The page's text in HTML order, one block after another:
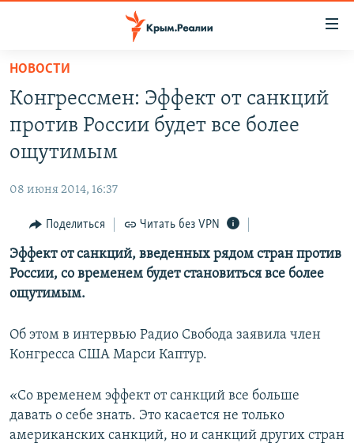
Вернуться
основному
содержанию
Вернутся
главной
Вернутся
поиску
СПЕЦПРОЕКТЫ
11 ЛЕТ ОККУПАЦИИ КРЫМА. 11 ИСТОРИЙ СОПРОТИВЛЕНИЯ
ВОДА
ЕЩЕ
ИНТЕРАКТИВ
ИНФОГРАФИКА
ТЕЛЕПРОЕКТ КРЫМ.РЕАЛИИ
ПРОПАВШИЕ БЕЗ ВЕСТИ
КРЫМ.НЕПОКОРЕННЫЙ
РАДІО СВОБОДА
КАК ОБОЙТИ БЛОКИРОВКУ
Українською
Qırımtatar
НОВОСТИ
Конгреcсмен: Эффект от санкций
против России будет все более
ощутимым
08 июня 2014, 16:37
Поделиться Читать без VPN
Эффект от санкций, введенных рядом стран против
России, со временем будет становиться все более
ощутимым.
Об этом в интервью Радио Свобода заявила член
Конгресса США Марси Каптур.
«Со временем эффект от санкций все больше
давать о себе знать. Это касается не только
американских санкций, но и санкций других стран